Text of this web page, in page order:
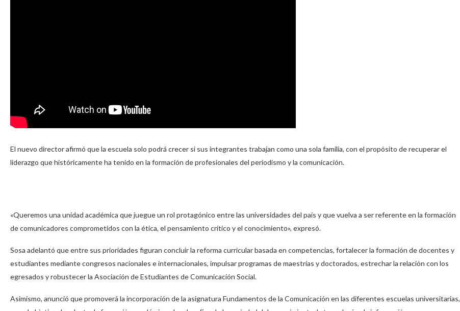
El nuevo director afirmó que la escuela solo podrá crecer si sus integrantes trabajan como una sola familia, con el propósito de recuperar el
liderazgo que históricamente ha tenido en la formación de profesionales del periodismo y la comunicación.
«Queremos una unidad académica que juegue un rol protagónico entre las universidades del país y que vuelva a ser referente en la formación
de comunicadores comprometidos con la ética, el pensamiento crítico y el conocimiento», expresó.
Sosa adelantó que entre sus prioridades figuran concluir la reforma curricular basada en competencias, fortalecer la formación de docentes y
estudiantes mediante congresos nacionales e internacionales, impulsar programas de maestrías y doctorados, estrechar la relación con los
egresados y robustecer la Asociación de Estudiantes de Comunicación Social.
Asimismo, anunció que promoverá la incorporación de la asignatura Fundamentos de la Comunicación en las diferentes escuelas universitarias,